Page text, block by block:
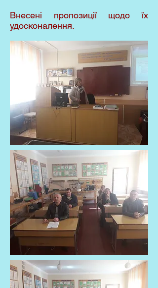
Внесені пропозиції щодо їх
удосконалення.